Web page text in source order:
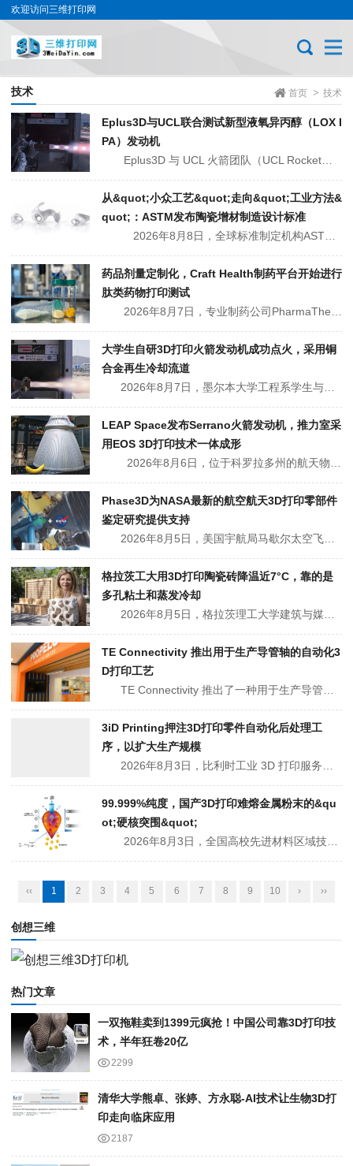
欢迎访问三维打印网
首页 > 技术
技术
Eplus3D与UCL联合测试新型液氧异丙醇（LOX I
PA）发动机
从&quot;小众工艺&quot;走向&quot;工业方法&
quot;：ASTM发布陶瓷增材制造设计标准
药品剂量定制化，Craft Health制药平台开始进行
肽类药物打印测试
大学生自研3D打印火箭发动机成功点火，采用铜
合金再生冷却流道
LEAP Space发布Serrano火箭发动机，推力室采
用EOS 3D打印技术一体成形
Phase3D为NASA最新的航空航天3D打印零部件
鉴定研究提供支持
格拉茨工大用3D打印陶瓷砖降温近7°C，靠的是
多孔粘土和蒸发冷却
TE Connectivity 推出用于生产导管轴的自动化3
D打印工艺
3iD Printing押注3D打印零件自动化后处理工
序，以扩大生产规模
99.999%纯度，国产3D打印难熔金属粉末的&qu
ot;硬核突围&quot;
‹‹ 1 2 3 4 5 6 7 8 9 10 › ››
创想三维
热门文章
一双拖鞋卖到1399元疯抢！中国公司靠3D打印技
术，半年狂卷20亿
2299
清华大学熊卓、张婷、方永聪-AI技术让生物3D打
印走向临床应用
2187